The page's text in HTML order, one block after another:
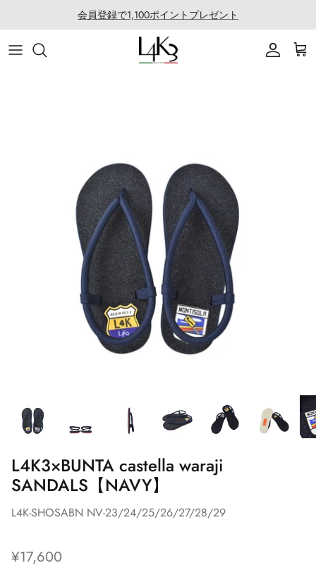
ッ
プ
会員登録で1,100ポイントプレゼント
ITEM
COLLABORATION
STORY
COATING SERVICE
MACARON series
BACK PACK series
SECCHIELLO series
About LABORATORIO
L4K3×BUNTA castella waraji
SANDALS【NAVY】
L4K-SHOSABN NV-23/24/25/26/27/28/29
¥17,600